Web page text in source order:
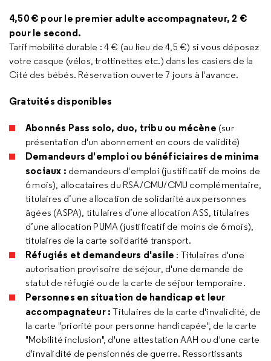
4,50 € pour le premier adulte accompagnateur, 2 €
pour le second.
Tarif mobilité durable : 4 € (au lieu de 4,5 €) si vous déposez
votre casque (vélos, trottinettes etc.) dans les casiers de la
Cité des bébés. Réservation ouverte 7 jours à l'avance.
Gratuités disponibles
Abonnés Pass solo, duo, tribu ou mécène (sur
présentation d'un abonnement en cours de validité)
Demandeurs d'emploi ou bénéficiaires de minima
sociaux : demandeurs d'emploi (justificatif de moins de
6 mois), allocataires du RSA/CMU/CMU complémentaire,
titulaires d’une allocation de solidarité aux personnes
âgées (ASPA), titulaires d’une allocation ASS, titulaires
d’une allocation PUMA (justificatif de moins de 6 mois),
titulaires de la carte solidarité transport.
Réfugiés et demandeurs d'asile : Titulaires d'une
autorisation provisoire de séjour, d'une demande de
statut de réfugié ou de la carte de séjour temporaire.
Personnes en situation de handicap et leur
accompagnateur :Titulaires de la carte d'invalidité, de
la carte "priorité pour personne handicapée", de la carte
"Mobilité inclusion", d'une attestation AAH ou d'une carte
d'invalidité de pensionnés de guerre. Ressortissants